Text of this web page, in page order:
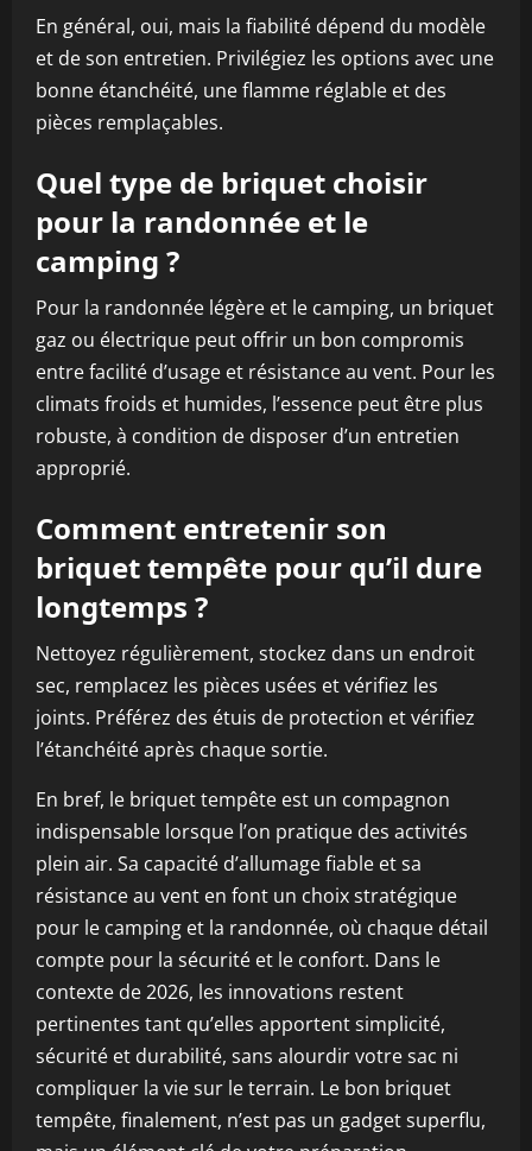
En général, oui, mais la fiabilité dépend du modèle
et de son entretien. Privilégiez les options avec une
bonne étanchéité, une flamme réglable et des
pièces remplaçables.
Quel type de briquet choisir
pour la randonnée et le
camping ?
Pour la randonnée légère et le camping, un briquet
gaz ou électrique peut offrir un bon compromis
entre facilité d’usage et résistance au vent. Pour les
climats froids et humides, l’essence peut être plus
robuste, à condition de disposer d’un entretien
approprié.
Comment entretenir son
briquet tempête pour qu’il dure
longtemps ?
Nettoyez régulièrement, stockez dans un endroit
sec, remplacez les pièces usées et vérifiez les
joints. Préférez des étuis de protection et vérifiez
l’étanchéité après chaque sortie.
En bref, le briquet tempête est un compagnon
indispensable lorsque l’on pratique des activités
plein air. Sa capacité d’allumage fiable et sa
résistance au vent en font un choix stratégique
pour le camping et la randonnée, où chaque détail
compte pour la sécurité et le confort. Dans le
contexte de 2026, les innovations restent
pertinentes tant qu’elles apportent simplicité,
sécurité et durabilité, sans alourdir votre sac ni
compliquer la vie sur le terrain. Le bon briquet
tempête, finalement, n’est pas un gadget superflu,